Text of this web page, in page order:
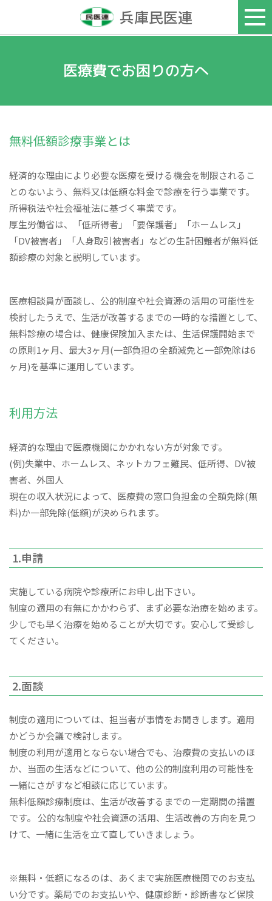
兵庫民医連
医療費でお困りの方へ
無料低額診療事業とは
経済的な理由により必要な医療を受ける機会を制限されるこ
とのないよう、無料又は低額な料金で診療を行う事業です。
所得税法や社会福祉法に基づく事業です。
厚生労働省は、「低所得者」「要保護者」「ホームレス」
「DV被害者」「人身取引被害者」などの生計困難者が無料低
額診療の対象と説明しています。
医療相談員が面談し、公的制度や社会資源の活用の可能性を
検討したうえで、生活が改善するまでの一時的な措置として、
無料診療の場合は、健康保険加入または、生活保護開始まで
の原則1ヶ月、最大3ヶ月(一部負担の全額減免と一部免除は6
ヶ月)を基準に運用しています。
利用方法
経済的な理由で医療機関にかかれない方が対象です。
(例)失業中、ホームレス、ネットカフェ難民、低所得、DV被
害者、外国人
現在の収入状況によって、医療費の窓口負担金の全額免除(無
料)か一部免除(低額)が決められます。
1.申請
実施している病院や診療所にお申し出下さい。
制度の適用の有無にかかわらず、まず必要な治療を始めます。
少しでも早く治療を始めることが大切です。安心して受診し
てください。
2.面談
制度の適用については、担当者が事情をお聞きします。適用
かどうか会議で検討します。
制度の利用が適用とならない場合でも、治療費の支払いのほ
か、当面の生活などについて、他の公的制度利用の可能性を
一緒にさがすなど相談に応じています。
無料低額診療制度は、生活が改善するまでの一定期間の措置
です。 公的な制度や社会資源の活用、生活改善の方向を見つ
けて、一緒に生活を立て直していきましょう。
※無料・低額になるのは、あくまで実施医療機関でのお支払
い分です。薬局でのお支払いや、健康診断・診断書など保険